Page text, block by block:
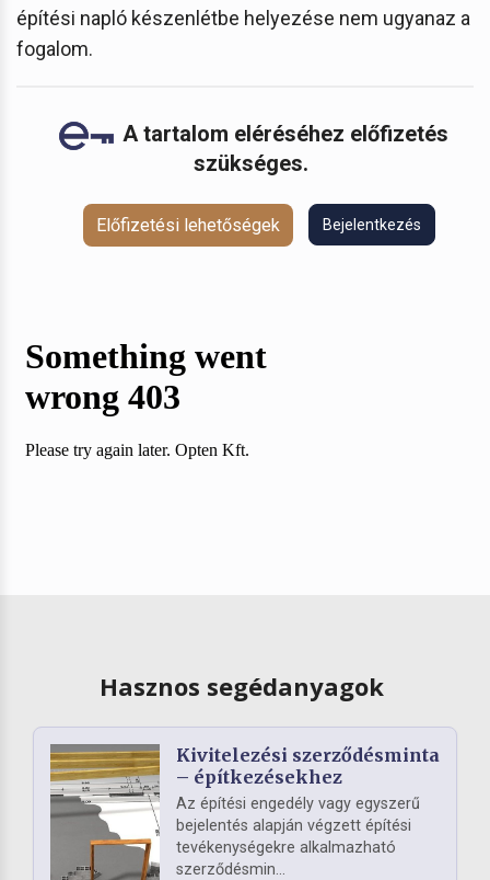
építési napló készenlétbe helyezése nem ugyanaz a
fogalom.
A tartalom eléréséhez előfizetés
szükséges.
Előfizetési lehetőségek Bejelentkezés
Hasznos segédanyagok
Kivitelezési szerződésminta
– építkezésekhez
Az építési engedély vagy egyszerű
bejelentés alapján végzett építési
tevékenységekre alkalmazható
szerződésmin...